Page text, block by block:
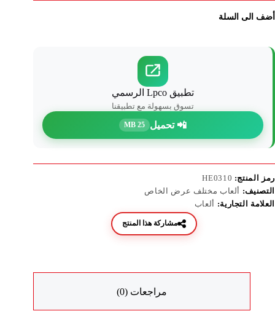
أضف الى السلة
تطبيق Lpco الرسمي
تسوق بسهولة مع تطبيقنا
📲 تحميل 25 MB
رمز المنتج: HE0310
التصنيف: ألعاب مختلف عرض الخاص
العلامة التجارية: ألعاب
مشاركة هذا المنتج
مراجعات (0)